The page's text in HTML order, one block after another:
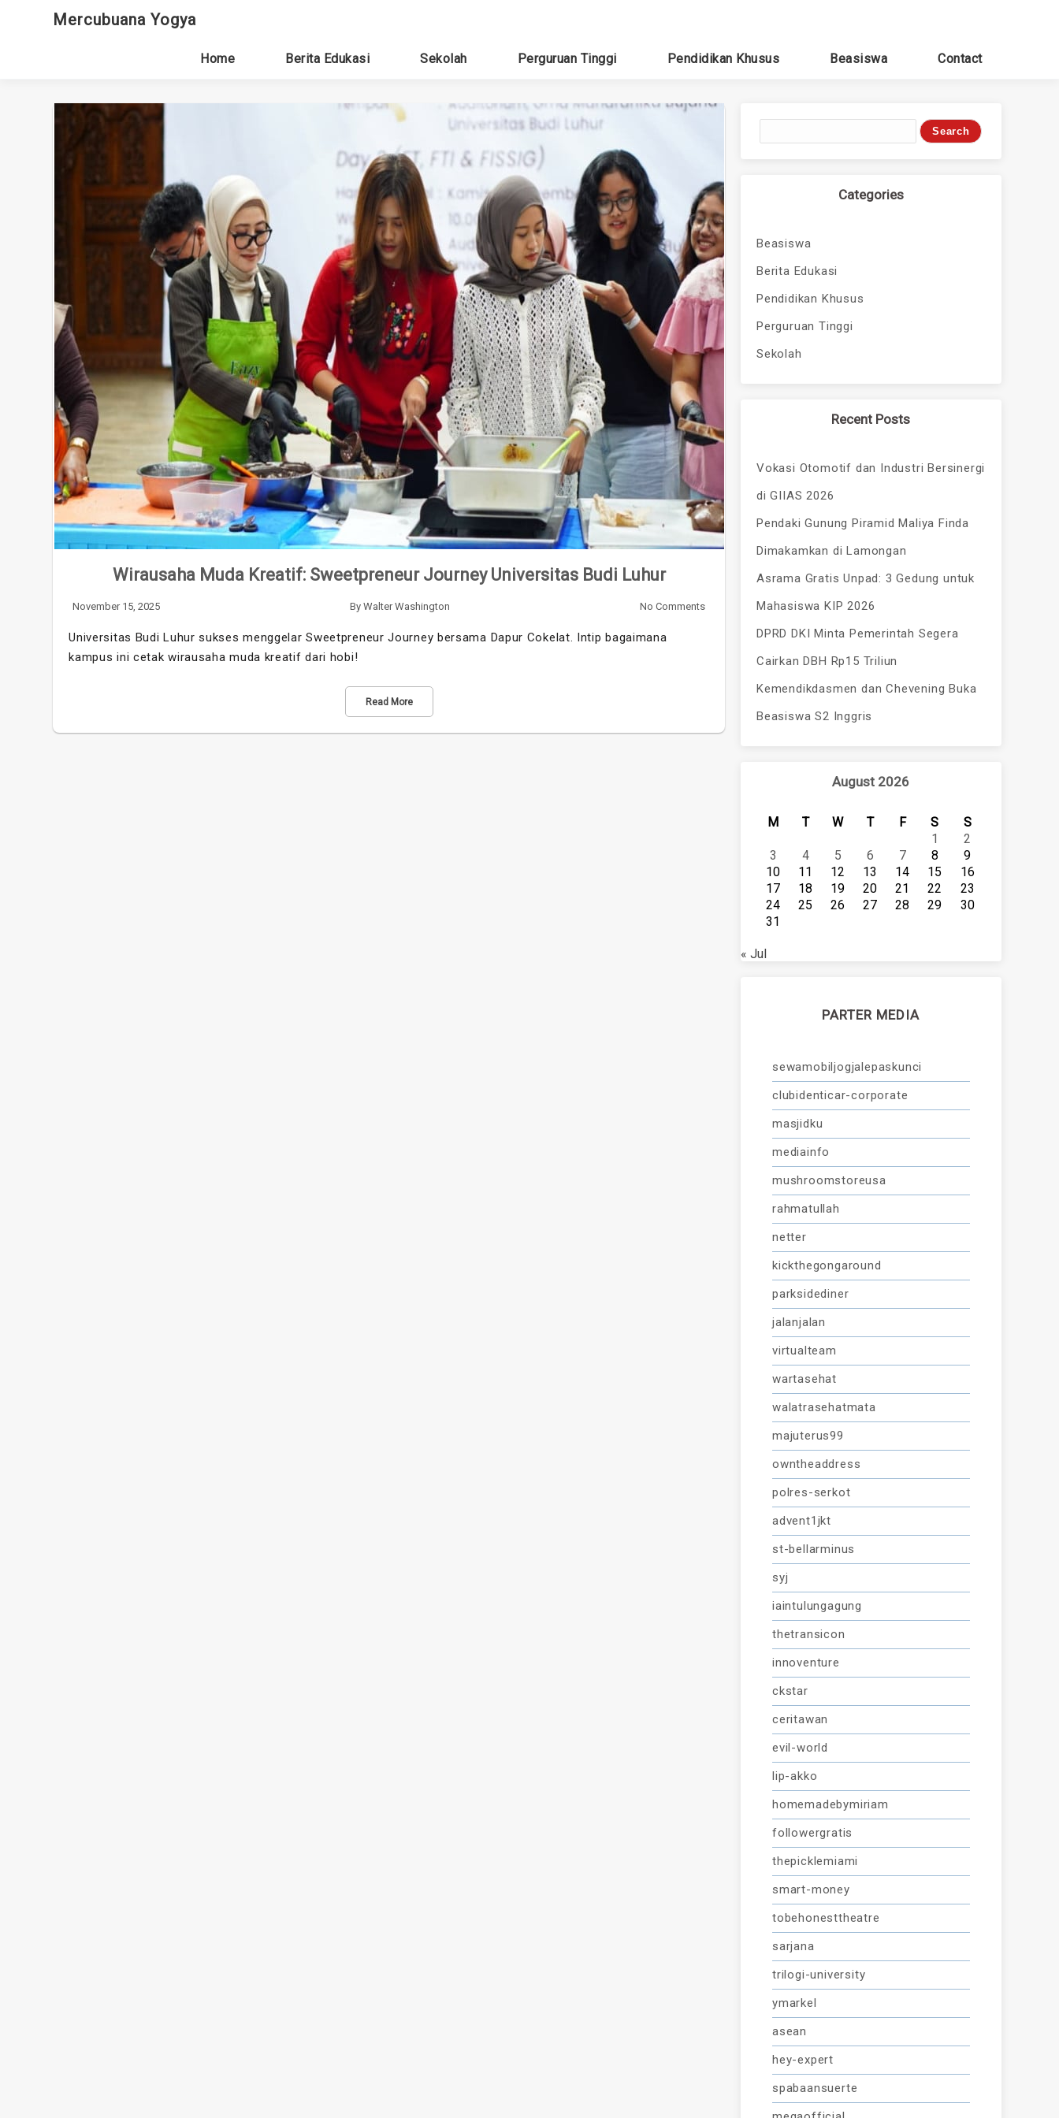
Mercubuana Yogya
Home Berita Edukasi Sekolah Perguruan Tinggi Pendidikan Khusus Beasiswa Contact
Wirausaha Muda Kreatif: Sweetpreneur Journey Universitas Budi Luhur
November 15, 2025 ByWalter Washington No Comments
Universitas Budi Luhur sukses menggelar Sweetpreneur Journey bersama Dapur Cokelat. Intip bagaimana
kampus ini cetak wirausaha muda kreatif dari hobi!
Read More
Categories
Beasiswa
Berita Edukasi
Pendidikan Khusus
Perguruan Tinggi
Sekolah
Recent Posts
Vokasi Otomotif dan Industri Bersinergi
di GIIAS 2026
Pendaki Gunung Piramid Maliya Finda
Dimakamkan di Lamongan
Asrama Gratis Unpad: 3 Gedung untuk
Mahasiswa KIP 2026
DPRD DKI Minta Pemerintah Segera
Cairkan DBH Rp15 Triliun
Kemendikdasmen dan Chevening Buka
Beasiswa S2 Inggris
August 2026
M T W T F S
S
1
2
3
4 5 6 7 8
9
10
11 12 13 14 15
16
17
18 19 20 21 22
23
24
25 26 27 28 29
30
31
« Jul
PARTER MEDIA
sewamobiljogjalepaskunci
clubidenticar-corporate
masjidku
mediainfo
mushroomstoreusa
rahmatullah
netter
kickthegongaround
parksidediner
jalanjalan
virtualteam
wartasehat
walatrasehatmata
majuterus99
owntheaddress
polres-serkot
advent1jkt
st-bellarminus
syj
iaintulungagung
thetransicon
innoventure
ckstar
ceritawan
evil-world
lip-akko
homemadebymiriam
followergratis
thepicklemiami
smart-money
tobehonesttheatre
sarjana
trilogi-university
ymarkel
asean
hey-expert
spabaansuerte